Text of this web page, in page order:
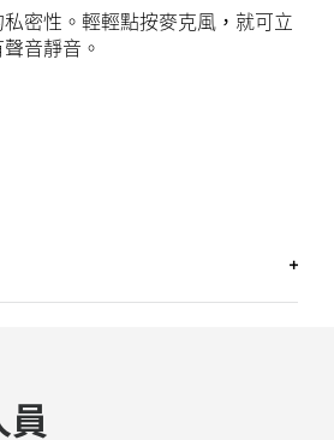
密性。輕輕點按麥克風，就可立
音靜音。
並加快社會變革的步伐。